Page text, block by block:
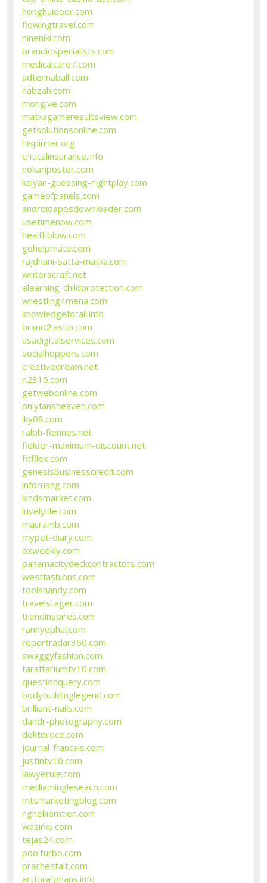
honghuidoor.com
flowingtravel.com
nineniki.com
brandiospecialists.com
medicalcare7.com
adtennaball.com
nabzah.com
mongive.com
matkagameresultsview.com
getsolutionsonline.com
hispinner.org
criticalinsurance.info
nokariposter.com
kalyan-guessing-nightplay.com
gameofpanels.com
androidappsdownloader.com
usetimenow.com
healthblow.com
gohelpmate.com
rajdhani-satta-matka.com
writerscraft.net
elearning-childprotection.com
wrestling4mena.com
knowledgeforall.info
brand2lastio.com
usadigitalservices.com
socialhoppers.com
creativedream.net
n2315.com
getwebonline.com
onlyfansheaven.com
lky08.com
ralph-fiennes.net
fielder-maximum-discount.net
fitfllex.com
genesisbusinesscredit.com
inforuang.com
kindsmarket.com
luvelylife.com
macramb.com
mypet-diary.com
oxweekly.com
panamacitydeckcontractors.com
westfashions.com
toolshandy.com
travelstager.com
trendinspires.com
rannyephul.com
reportradar360.com
swaggyfashion.com
taraftariumtv10.com
questionquery.com
bodybuildinglegend.com
brilliant-nails.com
dandr-photography.com
dokteroce.com
journal-francais.com
justintv10.com
lawyerule.com
mediamingleseaco.com
mtsmarketingblog.com
nghekiemtien.com
wasirku.com
tejas24.com
poolturbo.com
prachestait.com
artforafghans.info